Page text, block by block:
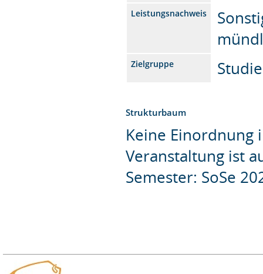
Leistungsnachweis
Zielgruppe
Strukturbaum
Keine Einordnung
Veranstaltung ist
Semester: SoSe